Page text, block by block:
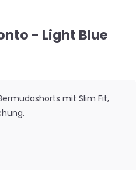
- Light Blue
mit Slim Fit,